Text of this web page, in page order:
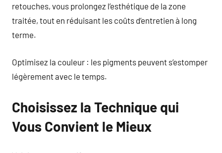
retouches, vous prolongez l’esthétique de la zone
traitée, tout en réduisant les coûts d’entretien à long
terme.
Optimisez la couleur : les pigments peuvent s’estomper
légèrement avec le temps.
Choisissez la Technique qui
Vous Convient le Mieux